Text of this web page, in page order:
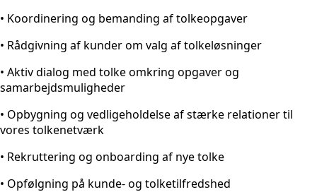
• Koordinering og bemanding af tolkeopgaver
• Rådgivning af kunder om valg af tolkeløsninger
• Aktiv dialog med tolke omkring opgaver og
samarbejdsmuligheder
• Opbygning og vedligeholdelse af stærke relationer til
vores tolkenetværk
• Rekruttering og onboarding af nye tolke
• Opfølgning på kunde- og tolketilfredshed